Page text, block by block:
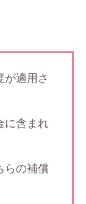
適用さ
に含まれ
らの補償